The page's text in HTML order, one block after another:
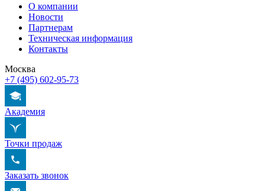
О компании
Новости
Партнерам
Техническая информация
Контакты
Москва
+7 (495) 602-95-73
Академия
Точки продаж
Заказать звонок